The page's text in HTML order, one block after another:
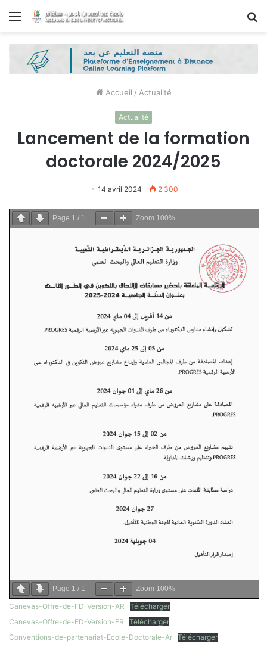
Menu
Accueil / Actualité
Actualité
Lancement de la formation
doctorale 2024/2025
14 avril 2024 2 300
Page 1 / 1 Zoom 100%
Page 1 / 1 Zoom 100%
Canevas-Offre-de-FD-Version-AR
Télécharger
Canevas-Offre-de-FD-Version-FR
Télécharger
Conventions-de-partenariat-Ecole-Doctorale-Ar Télécharger